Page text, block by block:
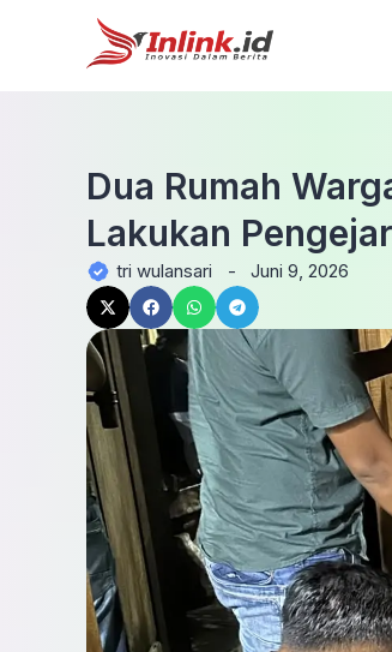
Dua Rumah
Lakukan
tri wulansari - Juni 9, 2026